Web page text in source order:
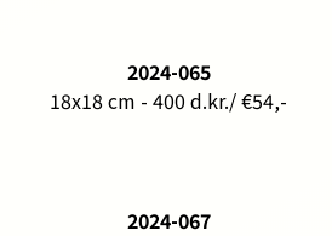
2024-065
18x18 cm - 400 d.kr./ €54,-
2024-067